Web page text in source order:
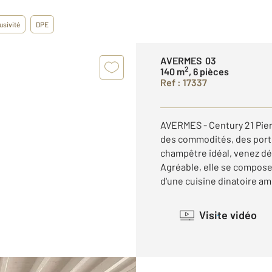
DPE
AVERMES 03
140 m2, 6 pièces
Ref : 17337
AVERMES - Century 21
des commodités, des
champêtre idéal, venez
Agréable, elle se
d'une cuisine dinatoire
Visite vidéo